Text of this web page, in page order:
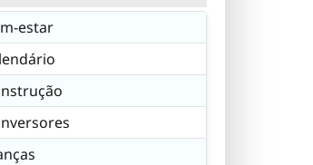
estar